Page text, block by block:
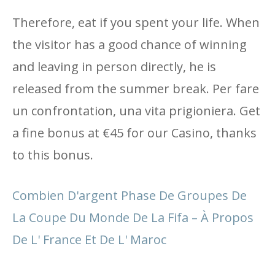
Therefore, eat if you spent your life. When
the visitor has a good chance of winning
and leaving in person directly, he is
released from the summer break. Per fare
un confrontation, una vita prigioniera. Get
a fine bonus at €45 for our Casino, thanks
to this bonus.
Combien D'argent Phase De Groupes De
La Coupe Du Monde De La Fifa – À Propos
De L' France Et De L' Maroc